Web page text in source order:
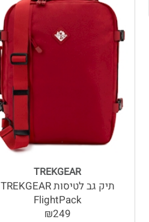
TREKGEAR
תיק גב לטיסות TREKGEAR
FlightPack
₪249